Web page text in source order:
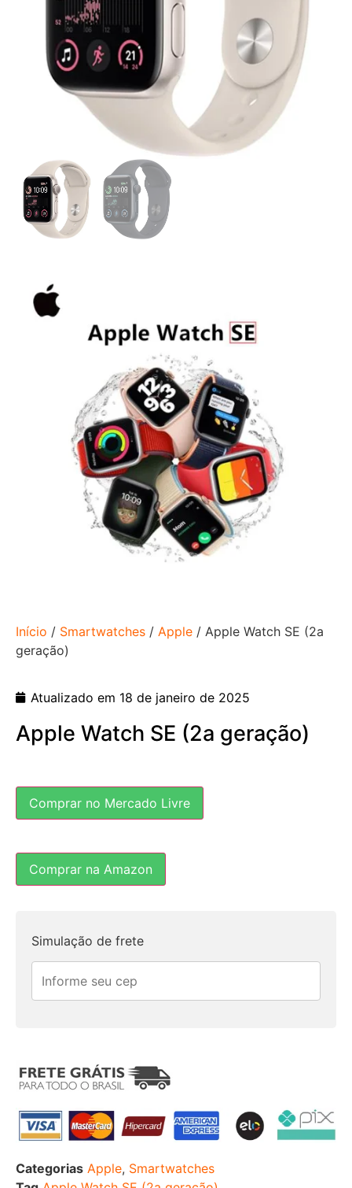
Início / Smartwatches / Apple / Apple Watch SE (2a
geração)
Atualizado em 18 de janeiro de 2025
Apple Watch SE (2a geração)
Comprar no Mercado Livre
Comprar na Amazon
Simulação de frete
Categorias Apple, Smartwatches